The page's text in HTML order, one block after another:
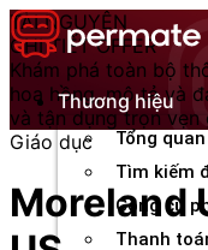
Chuyển
đến
nội
dungThương hiệu
Tổng quan
Tìm kiếm
Công cụ
Thanh
TÀI NGUYÊN
CHI TIẾT OFFER
Khám phá toàn bộ
hoa hồng, mô tả và
và tận dụng trọn vẹn
Giáo dục
Moreland